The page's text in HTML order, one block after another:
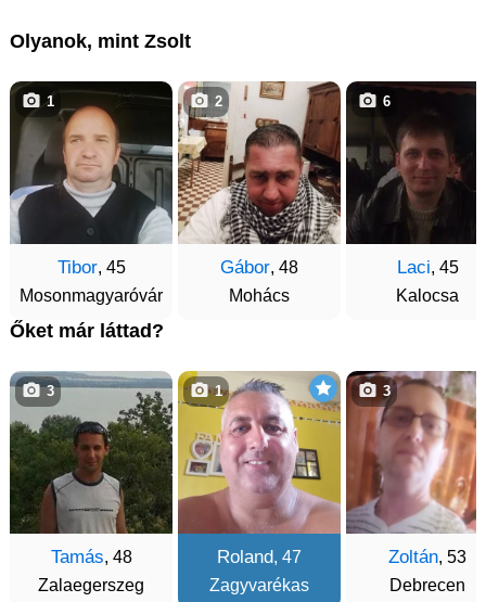
Olyanok, mint Zsolt
Tibor, 45
Mosonmagyaróvár
1
Gábor, 48
Mohács
2
Laci, 45
Kalocsa
6
Őket már láttad?
Tamás, 48
Zalaegerszeg
3
Roland, 47
Zagyvarékas
1
Zoltán, 53
Debrecen
3